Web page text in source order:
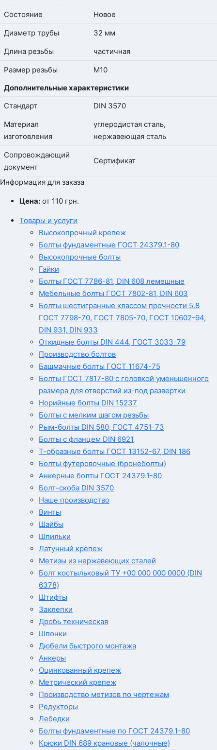
Состояние
Новое
Диаметр трубы
32 мм
Длина резьбы
частичная
Размер резьбы
М10
Дополнительные характеристики
Стандарт
DIN 3570
Материал
изготовления
углеродистая сталь,
нержавеющая сталь
Сопровождающий
документ
Сертификат
Информация для заказа
Цена: от 110 грн.
Товары и услуги
Высокопрочный крепеж
Болты фундаментные ГОСТ 24379.1-80
Высокопрочные болты
Гайки
Болты ГОСТ 7786-81, DIN 608 лемешные
Мебельные болты ГОСТ 7802-81, DIN 603
Болты шестигранные классом прочности 5.8
ГОСТ 7798-70, ГОСТ 7805-70, ГОСТ 10602-94,
DIN 931, DIN 933
Откидные болты DIN 444, ГОСТ 3033-79
Производство болтов
Башмачные болты ГОСТ 11674-75
Болты ГОСТ 7817-80 с головкой уменьшенного
размера для отверстий из-под развертки
Норийные болты DIN 15237
Болты с мелким шагом резьбы
Рым-болты DIN 580, ГОСТ 4751-73
Болты с фланцем DIN 6921
Т-образные болты ГОСТ 13152-67, DIN 186
Болты футеровочные (бронеболты)
Анкерные болты ГОСТ 24379.1-80
Болт-скоба DIN 3570
Наше производство
Винты
Шайбы
Шпильки
Латунный крепеж
Метизы из нержавеющих сталей
Болт костыльковый ТУ +00 000 000 0000 (DIN
6378)
Штифты
Заклепки
Дробь техническая
Шпонки
Дюбели быстрого монтажа
Анкеры
Оцинкованный крепеж
Метрический крепеж
Производство метизов по чертежам
Редукторы
Лебедки
Болты фундаментные по ГОСТ 24379.1-80
Крюки DIN 689 крановые (чалочные)